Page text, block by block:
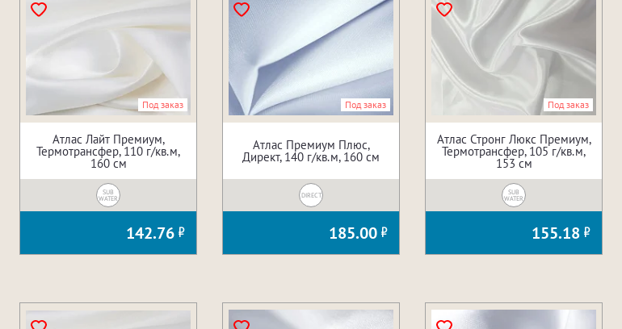
Под заказ
Атлас Лайт Премиум,
Термотрансфер, 110 г/кв.м,
160 см
SUB
WATER
142.76
Под заказ
Атлас Премиум Плюс,
Директ, 140 г/кв.м, 160 см
DIRECT
185.00
Под заказ
Атлас Стронг Люкс Премиум,
Термотрансфер, 105 г/кв.м,
153 см
SUB
WATER
155.18